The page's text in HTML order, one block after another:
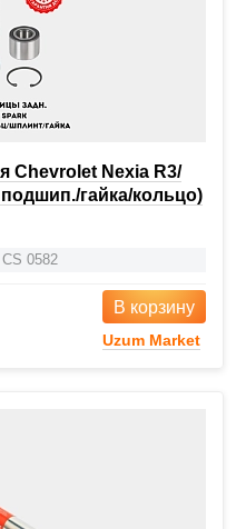
Chevrolet Nexia R3/
гайка/кольцо)
CS 0582
В корзину
Uzum Market